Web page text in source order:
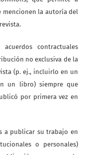
la autoría del
contractuales
no exclusiva de la
(p. ej., incluirlo en un
un libro) siempre que
por primera vez en
a publicar su trabajo en
o personales)